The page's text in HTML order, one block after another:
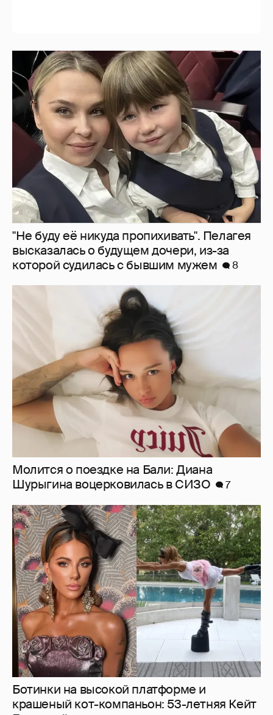
"Не буду её никуда пропихивать". Пелагея
высказалась о будущем дочери, из-за
которой судилась с бывшим мужем
8
Молится о поездке на Бали: Диана
Шурыгина воцерковилась в СИЗО
Ботинки на высокой платформе и
крашеный кот-компаньон: 53-летняя Кейт
Бекинсейл показала, как занимается
йогой
19